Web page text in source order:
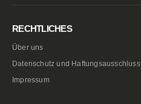
RECHTLICHES
Über uns
Datenschutz und Haftungsausschluss
Impressum